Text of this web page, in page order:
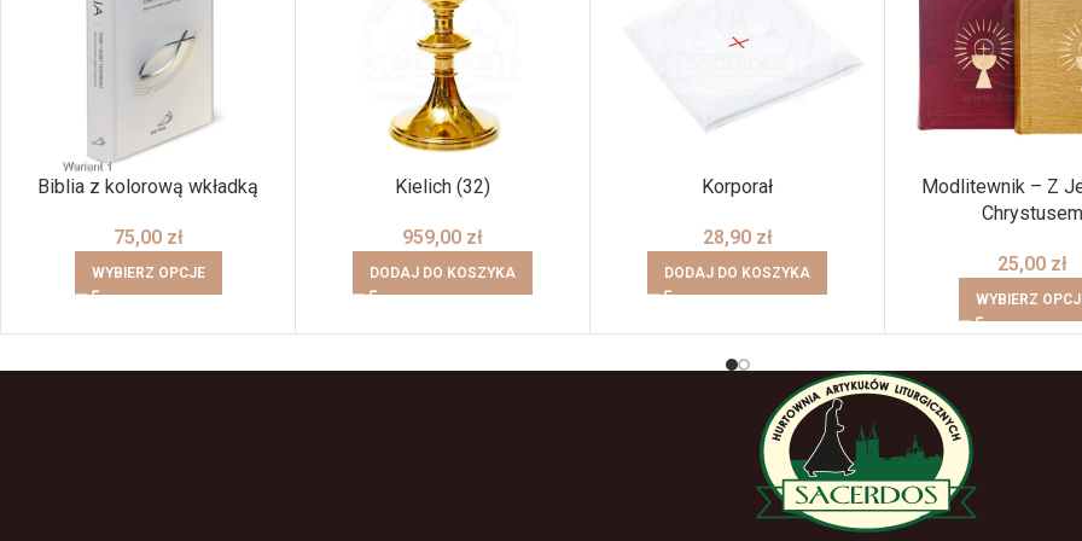
Biblia z kolorową wkładką
75,00 zł
WYBIERZ OPCJE
Kielich (32)
959,00 zł
DODAJ DO KOSZYKA
Korporał
28,90 zł
DODAJ DO KOSZYKA
Modlitewnik – Z
Chrystusem
25,00 zł
WYBIERZ